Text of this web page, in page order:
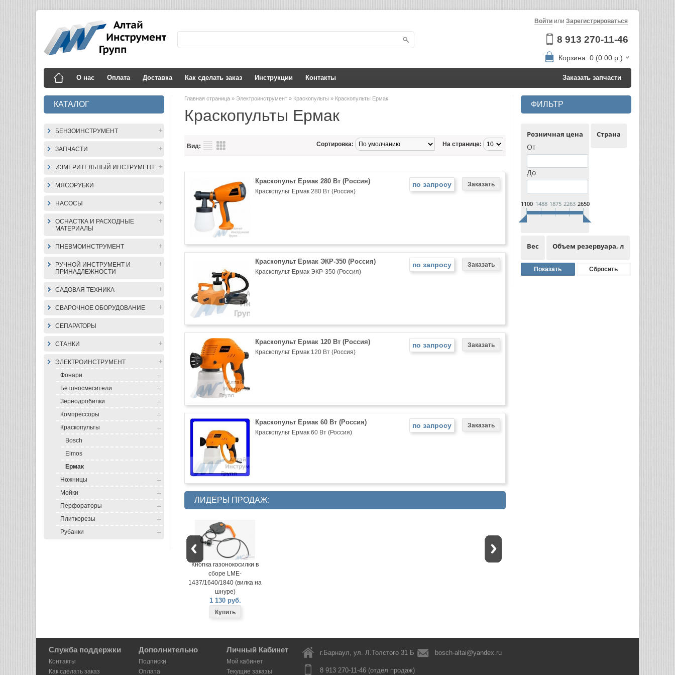
8 913 270-11-46
Войти или Зарегистрироваться
Корзина: 0 (0.00 р.)
О нас Оплата Доставка Как сделать заказ Инструкции Контакты Заказать запчасти
КАТАЛОГ
БЕНЗОИНСТРУМЕНТ
ЗАПЧАСТИ
ИЗМЕРИТЕЛЬНЫЙ ИНСТРУМЕНТ
МЯСОРУБКИ
НАСОСЫ
ОСНАСТКА И РАСХОДНЫЕ
МАТЕРИАЛЫ
ПНЕВМОИНСТРУМЕНТ
РУЧНОЙ ИНСТРУМЕНТ И
ПРИНАДЛЕЖНОСТИ
САДОВАЯ ТЕХНИКА
СВАРОЧНОЕ ОБОРУДОВАНИЕ
СЕПАРАТОРЫ
СТАНКИ
ЭЛЕКТРОИНСТРУМЕНТ
Фонари
Бетоносмесители
Зернодробилки
Компрессоры
Краскопульты
Bosch
Elmos
Ермак
Ножницы
Мойки
Перфораторы
Плиткорезы
Рубанки
ФИЛЬТР
Розничная цена
От
До
1100 1488 1875 2263 2650
Страна
Вес Объем резервуара, л
Главная страница » Электроинструмент » Краскопульты » Краскопульты Ермак
Краскопульты Ермак
Вид: На странице:
Сортировка:
по запросу
Краскопульт Ермак 280 Вт (Россия)
Краскопульт Ермак 280 Вт (Россия)
по запросу
Краскопульт Ермак ЭКР-350 (Россия)
Краскопульт Ермак ЭКР-350 (Россия)
по запросу
Краскопульт Ермак 120 Вт (Россия)
Краскопульт Ермак 120 Вт (Россия)
по запросу
Краскопульт Ермак 60 Вт (Россия)
Краскопульт Ермак 60 Вт (Россия)
ЛИДЕРЫ ПРОДАЖ:
Кнопка газонокосилки в
сборе LME-
1437/1640/1840 (вилка на
шнуре)
1 130 руб.
Служба поддержки
Контакты
Как сделать заказ
Дополнительно
Подписки
Оплата
Личный Кабинет
Мой кабинет
Текущие заказы
г.Барнаул, ул. Л.Толстого 31 Б bosch-altai@yandex.ru
8 913 270-11-46 (отдел продаж)